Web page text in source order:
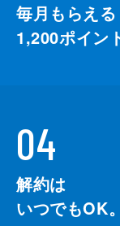
毎月もらえる
1,200ポイン
04
解約は
いつでもOK。